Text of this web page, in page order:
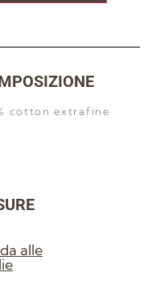
cotton extrafine
alle